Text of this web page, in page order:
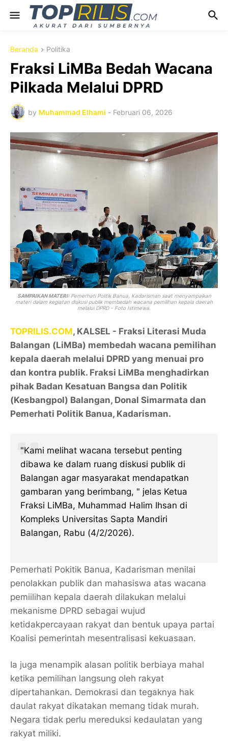
Beranda Politika
Fraksi LiMBa Bedah Wacana
Pilkada Melalui DPRD
by Muhammad Elhami - Februari 06, 2026
SAMPAIKAN MATERI:Pemerhati Politik Banua, Kadarisman saat menyampaikan
materi dalam kegiatan diskusi publik membedah wacana pemilihan kepala daerah
melalui DPRD - Foto Istimewa.
TOPRILIS.COM, KALSEL - Fraksi Literasi Muda
Balangan (LiMBa) membedah wacana pemilihan
kepala daerah melalui DPRD yang menuai pro
dan kontra publik. Fraksi LiMBa menghadirkan
pihak Badan Kesatuan Bangsa dan Politik
(Kesbangpol) Balangan, Donal Simarmata dan
Pemerhati Politik Banua, Kadarisman.
"Kami melihat wacana tersebut penting
dibawa ke dalam ruang diskusi publik di
Balangan agar masyarakat mendapatkan
gambaran yang berimbang, " jelas Ketua
Fraksi LiMBa, Muhammad Halim Ihsan di
Kompleks Universitas Sapta Mandiri
Balangan, Rabu (4/2/2026).
Pemerhati Pokitik Banua, Kadarisman menilai
penolakkan publik dan mahasiswa atas wacana
pemiilihan kepala daerah dilakukan melalui
mekanisme DPRD sebagai wujud
ketidakpercayaan rakyat dan bentuk upaya partai
Koalisi pemerintah mesentralisasi kekuasaan.
Ia juga menampik alasan politik berbiaya mahal
ketika pemilihan langsung oleh rakyat
dipertahankan. Demokrasi dan tegaknya hak
daulat rakyat dikatakan memang tidak murah.
Negara tidak perlu mereduksi kedaulatan yang
rakyat miliki.